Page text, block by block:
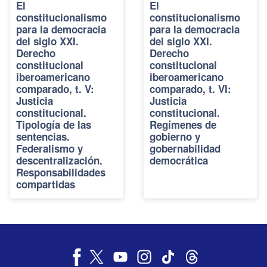
El
constitucionalismo
para la democracia
del siglo XXI.
Derecho
constitucional
iberoamericano
comparado, t. V:
Justicia
constitucional.
Tipología de las
sentencias.
Federalismo y
descentralización.
Responsabilidades
compartidas
El
constitucionalismo
para la democracia
del siglo XXI.
Derecho
constitucional
iberoamericano
comparado, t. VI:
Justicia
constitucional.
Regímenes de
gobierno y
gobernabilidad
democrática